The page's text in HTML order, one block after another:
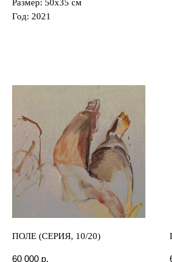
Размер: 50х35 см
Год: 2021
ПОЛЕ (СЕРИЯ, 10/20)
60 000 р.